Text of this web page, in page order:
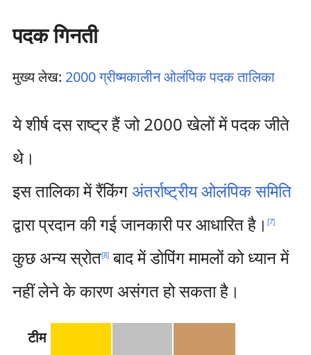
पदक गिनती
मुख्य लेख: 2000 ग्रीष्मकालीन ओलंपिक पदक तालिका
ये शीर्ष दस राष्ट्र हैं जो 2000 खेलों में पदक जीते
थे।
इस तालिका में रैंकिंगअंतर्राष्ट्रीय ओलंपिक समिति
द्वारा प्रदान की गई जानकारी पर आधारित है। [7]
कुछ अन्य स्रोत[8]बाद में डोपिंग मामलों को ध्यान में
नहीं लेने के कारण असंगत हो सकता है।
टीम